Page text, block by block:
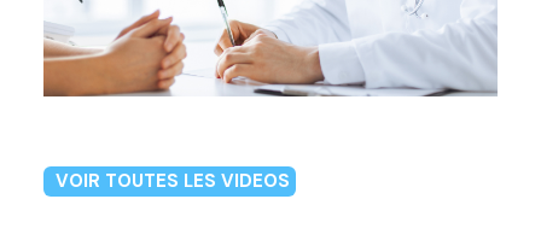
VOIR TOUTES LES VIDEOS